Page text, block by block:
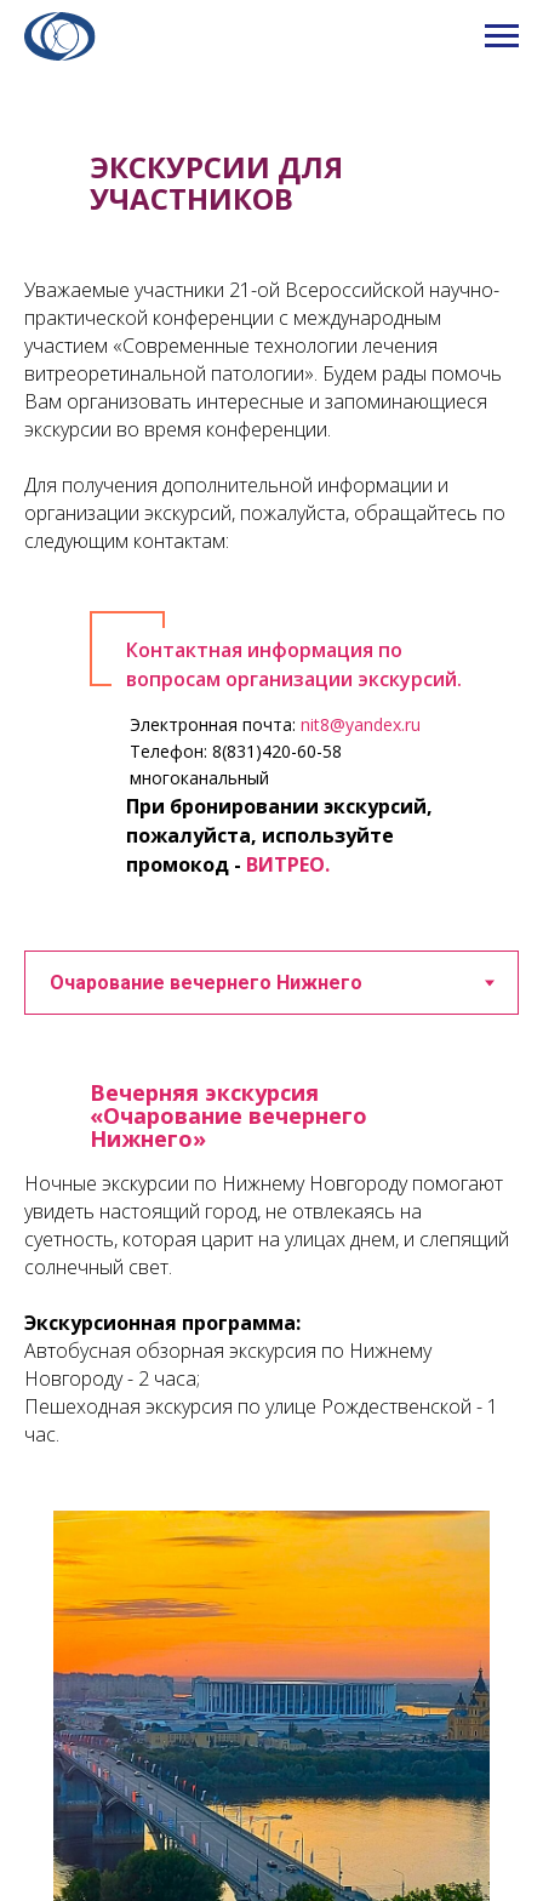
ЭКСКУРСИИ ДЛЯ
УЧАСТНИКОВ
Уважаемые участники 21-ой Всероссийской научно-
практической конференции с международным
участием «Современные технологии лечения
витреоретинальной патологии». Будем рады помочь
Вам организовать интересные и запоминающиеся
экскурсии во время конференции.
Для получения дополнительной информации и
организации экскурсий, пожалуйста, обращайтесь по
следующим контактам:
Контактная информация по
вопросам организации экскурсий.
Электронная почта: nit8@yandex.ru
Телефон: 8(831)420-60-58
многоканальный
При бронировании экскурсий,
пожалуйста, используйте
промокод - ВИТРЕО.
Вечерняя экскурсия
«Очарование вечернего
Нижнего»
Ночные экскурсии по Нижнему Новгороду помогают
увидеть настоящий город, не отвлекаясь на
суетность, которая царит на улицах днем, и слепящий
солнечный свет.
Экскурсионная программа:
Автобусная обзорная экскурсия по Нижнему
Новгороду - 2 часа;
Пешеходная экскурсия по улице Рождественской - 1
час.